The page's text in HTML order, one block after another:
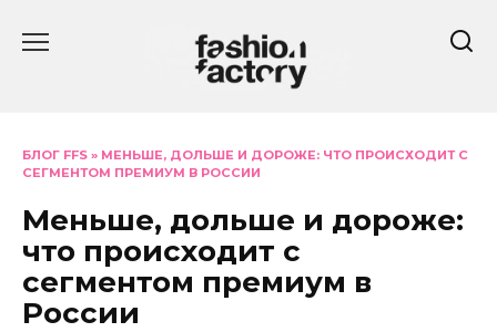
БЛОГ FFS » МЕНЬШЕ, ДОЛЬШЕ И ДОРОЖЕ: ЧТО ПРОИСХОДИТ С
СЕГМЕНТОМ ПРЕМИУМ В РОССИИ
Меньше, дольше и дороже:
что происходит с
сегментом премиум в
России